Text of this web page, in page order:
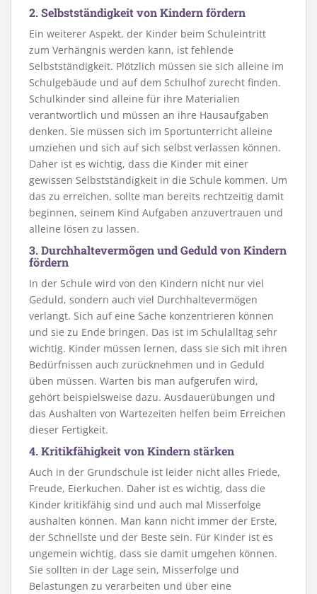
2. Selbstständigkeit von Kindern fördern
Ein weiterer Aspekt, der Kinder beim Schuleintritt
zum Verhängnis werden kann, ist fehlende
Selbstständigkeit. Plötzlich müssen sie sich alleine im
Schulgebäude und auf dem Schulhof zurecht finden.
Schulkinder sind alleine für ihre Materialien
verantwortlich und müssen an ihre Hausaufgaben
denken. Sie müssen sich im Sportunterricht alleine
umziehen und sich auf sich selbst verlassen können.
Daher ist es wichtig, dass die Kinder mit einer
gewissen Selbstständigkeit in die Schule kommen. Um
das zu erreichen, sollte man bereits rechtzeitig damit
beginnen, seinem Kind Aufgaben anzuvertrauen und
alleine lösen zu lassen.
3. Durchhaltevermögen und Geduld von Kindern
fördern
In der Schule wird von den Kindern nicht nur viel
Geduld, sondern auch viel Durchhaltevermögen
verlangt. Sich auf eine Sache konzentrieren können
und sie zu Ende bringen. Das ist im Schulalltag sehr
wichtig. Kinder müssen lernen, dass sie sich mit ihren
Bedürfnissen auch zurücknehmen und in Geduld
üben müssen. Warten bis man aufgerufen wird,
gehört beispielsweise dazu. Ausdauerübungen und
das Aushalten von Wartezeiten helfen beim Erreichen
dieser Fertigkeit.
4. Kritikfähigkeit von Kindern stärken
Auch in der Grundschule ist leider nicht alles Friede,
Freude, Eierkuchen. Daher ist es wichtig, dass die
Kinder kritikfähig sind und auch mal Misserfolge
aushalten können. Man kann nicht immer der Erste,
der Schnellste und der Beste sein. Für Kinder ist es
ungemein wichtig, dass sie damit umgehen können.
Sie sollten in der Lage sein, Misserfolge und
Belastungen zu verarbeiten und über eine